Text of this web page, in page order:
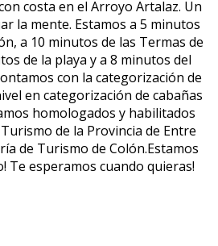
costa en el Arroyo Artalaz. Un
la mente. Estamos a 5 minutos
a 10 minutos de las Termas de
de la playa y a 8 minutos del
con la categorización de
en categorización de cabañas
homologados y habilitados
de la Provincia de Entre
de Turismo de Colón.Estamos
Te esperamos cuando quieras!